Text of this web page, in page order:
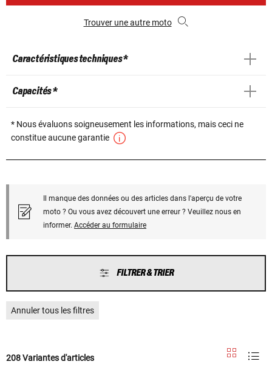
Trouver une autre moto
Caractéristiques techniques *
Capacités *
* Nous évaluons soigneusement les informations, mais ceci ne
constitue aucune garantie
Il manque des données ou des articles dans l'aperçu de votre
moto ? Ou vous avez découvert une erreur ? Veuillez nous en
informer. Accéder au formulaire
FILTRER & TRIER
Annuler tous les filtres
208 Variantes d'articles